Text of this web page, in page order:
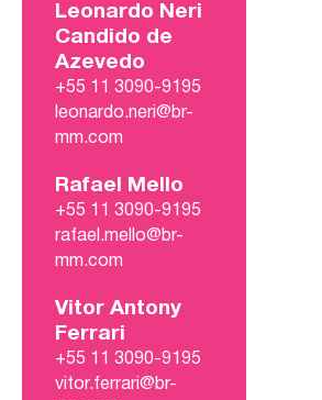
Leonardo Neri
Candido de
Azevedo
+55 11 3090-9195
leonardo.neri@br-
mm.com
Rafael Mello
+55 11 3090-9195
rafael.mello@br-
mm.com
Vitor Antony
Ferrari
+55 11 3090-9195
vitor.ferrari@br-